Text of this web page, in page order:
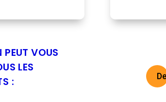
PEUT VOUS
LES
: